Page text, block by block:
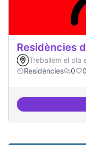
Residències
Treballem el pla
Residències
0 0